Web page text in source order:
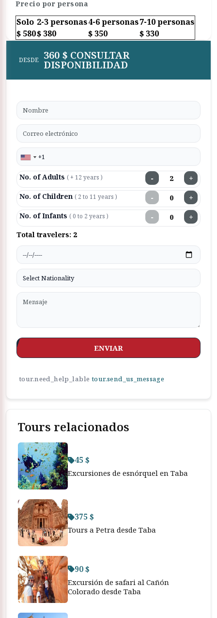
Precio por persona
Solo 2-3 personas4-6 personas7-10 personas
$ 580$ 380 $ 350 $ 330
DESDE 360 $ CONSULTAR
DISPONIBILIDAD
No. of Adults ( + 12 years ) − +
No. of Children ( 2 to 11 years ) − +
No. of Infants ( 0 to 2 years ) − +
Total travelers: 2
ENVIAR
tour.need_help_lable tour.send_us_message
Tours relacionados
45 $
Excursiones de esnórquel en Taba
375 $
Tours a Petra desde Taba
90 $
Excursión de safari al Cañón
Colorado desde Taba